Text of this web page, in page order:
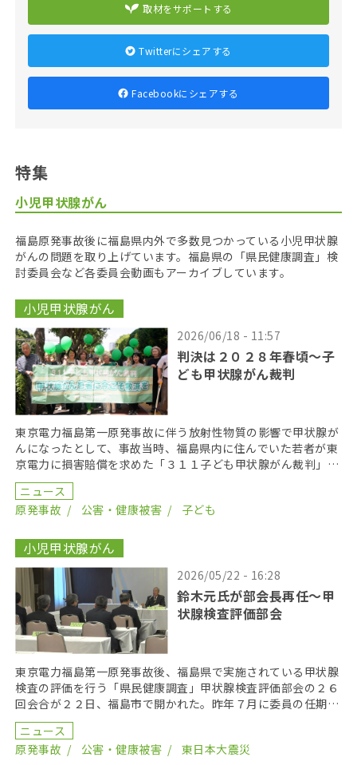
取材をサポートする
Twitterにシェアする
Facebookにシェアする
特集
小児甲状腺がん
福島原発事故後に福島県内外で多数見つかっている小児甲状腺
がんの問題を取り上げています。福島県の「県民健康調査」検
討委員会など各委員会動画もアーカイブしています。
小児甲状腺がん
2026/06/18 - 11:57
判決は２０２８年春頃〜子
ども甲状腺がん裁判
東京電力福島第一原発事故に伴う放射性物質の影響で甲状腺が
んになったとして、事故当時、福島県内に住んでいた若者が東
京電力に損害賠償を求めた「３１１子ども甲状腺がん裁判」の
第１８回口頭弁論が２０２６年６月１７日に開かれた。裁 […]
ニュース
原発事故
公害・健康被害 子ども
小児甲状腺がん
2026/05/22 - 16:28
鈴木元氏が部会長再任〜甲
状腺検査評価部会
東京電力福島第一原発事故後、福島県で実施されている甲状腺
検査の評価を行う「県民健康調査」甲状腺検査評価部会の２６
回会合が２２日、福島市で開かれた。昨年７月に委員の任期を
終え、委員が改選されてから初の開催となり、鈴木元保内 […]
ニュース
原発事故
公害・健康被害 東日本大震災